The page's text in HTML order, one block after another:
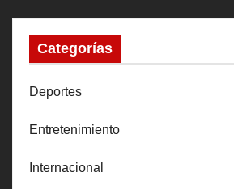
Categorías
Deportes
Entretenimiento
Internacional